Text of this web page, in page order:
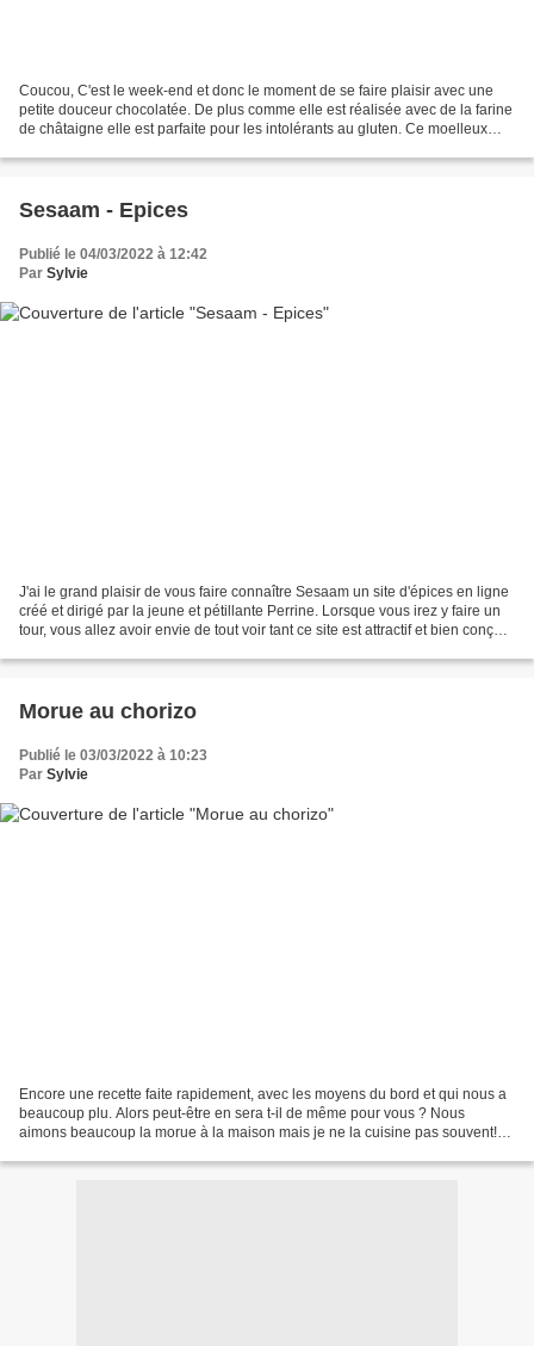
Coucou, C'est le week-end et donc le moment de se faire plaisir avec une
petite douceur chocolatée. De plus comme elle est réalisée avec de la farine
de châtaigne elle est parfaite pour les intolérants au gluten. Ce moelleux
Sesaam - Epices
Publié le 04/03/2022 à 12:42
Par Sylvie
J'ai le grand plaisir de vous faire connaître Sesaam un site d'épices en ligne
créé et dirigé par la jeune et pétillante Perrine. Lorsque vous irez y faire un
tour, vous allez avoir envie de tout voir tant ce site est attractif et bien conçu !
Morue au chorizo
Publié le 03/03/2022 à 10:23
Par Sylvie
Encore une recette faite rapidement, avec les moyens du bord et qui nous a
beaucoup plu. Alors peut-être en sera t-il de même pour vous ? Nous
aimons beaucoup la morue à la maison mais je ne la cuisine pas souvent!